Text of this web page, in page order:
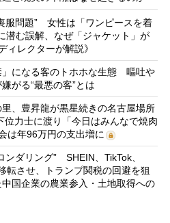
服問題” 女性は「ワンピースを着
潜む誤解、なぜ「ジャケット」が
ィレクターが解説》
」になる客のトホホな生態 嘔吐や
がる“最悪の客”とは
里、豊昇龍が黒星続きの名古屋場所
位力士に渡り「今日はみんなで焼肉
は年96万円の支出増に
ンダリング” SHEIN、TikTok、
させ、トランプ関税の回避を狙
国企業の農業参入・土地取得への